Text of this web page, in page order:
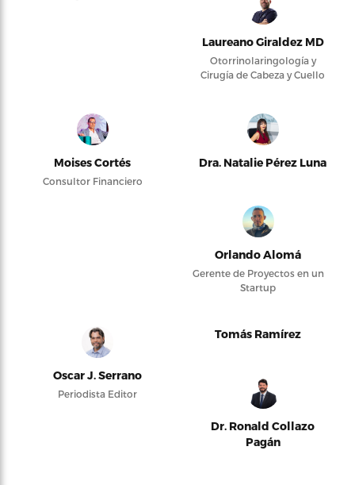
Laureano Giraldez MD
Otorrinolaringología y
Cirugía de Cabeza y Cuello
Moises Cortés
Consultor Financiero
Dra. Natalie Pérez Luna
Orlando Alomá
Gerente de Proyectos en un
Startup
Oscar J. Serrano
Periodista Editor
Tomás Ramírez
Dr. Ronald Collazo
Pagán